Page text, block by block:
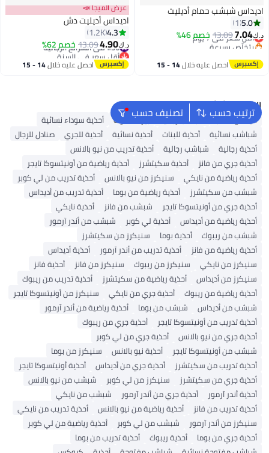
اديداس شبشب حمام أديليت
5.0
1
د.ك‏7.04
13.09خصم 46% أقل سعر في 7 يوم
بتخلّص بسرعة
أقل سعر في 7 يوم
احصل عليه خلال 14 - 15
7
عرض الميجا 📣
اديداس أديليت دش
4.3
1.2K
د.ك‏4.90
13.09خصم 62% #36 في الشرائح الرجالية
أقل سعر في السنة
#36 في الشرائح الرجالية احصل عليه خلال 14 - 15
ترتيب حسب تصنيف حسب البحث الشائع
أديداس سامبا شباشب رجالية بيركنستوك
أحذية سوداء نسائية
شباشب نسائية
أحذية للبنات أحذية نسائية أحذية للجري
صنادل للرجال
أحذية رجالية
شباشب رجالية
أحذية تدريب من نيو بالانس
أحذية جري من فانز
أحذية سكيتشرز
أحذية رياضية من أونيتسوكا تايجر
أحذية رياضية من نايكي
سنيكرز من نيو بالانس
أحذية تدريب من لي كوبر
شبشب من سكيتشرز
أحذية رياضية من بوما
أحذية تدريب من أديداس
أحذية جري من أونيتسوكا تايجر
شبشب من فانز
أحذية نايكي
أحذية رياضية من أديداس
أحذية لي كوبر
شبشب من أندر آرمور
شبشب من ريبوك
أحذية بوما
سنيكرز من سكيتشرز
أحذية رياضية من فانز
أحذية تدريب من أندر آرمور
أحذية أديداس
سنيكرز من نايكي
سنيكرز من ريبوك سنيكرز من فانز
أحذية فانز
سنيكرز من أديداس
أحذية رياضية من سكيتشرز
أحذية تدريب من ريبوك
أحذية رياضية من ريبوك
أحذية جري من نايكي
سنيكرز من أونيتسوكا تايجر
شبشب من أديداس
شبشب من بوما
أحذية رياضية من أندر آرمور
أحذية تدريب من أونيتسوكا تايجر
أحذية جري من ريبوك
أحذية جري من نيو بالانس
أحذية جري من لي كوبر
شبشب من أونيتسوكا تايجر
أحذية نيو بالانس
سنيكرز من بوما
أحذية تدريب من سكيتشرز
أحذية جري من أديداس
أحذية أونيتسوكا تايجر
أحذية جري من سكيتشرز
سنيكرز من لي كوبر
شبشب من نيو بالانس
أحذية أندر آرمور
أحذية جري من أندر آرمور
شبشب من نايكي
أحذية تدريب من فانز
أحذية رياضية من نيو بالانس
أحذية تدريب من نايكي
سنيكرز من أندر آرمور
شبشب من لي كوبر
أحذية رياضية من لي كوبر
أحذية جري من بوما
أحذية ريبوك
أحذية تدريب من بوما